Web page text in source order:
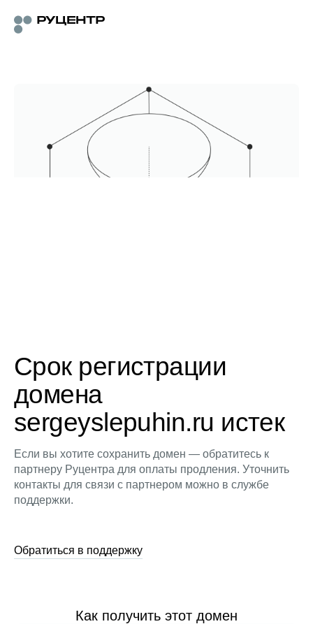
Срок регистрации
домена
sergeyslepuhin.ru истек
Если вы хотите сохранить домен — обратитесь к
партнеру Руцентра для оплаты продления. Уточнить
контакты для связи с партнером можно в службе
поддержки.
Обратиться в поддержку
Как получить этот домен